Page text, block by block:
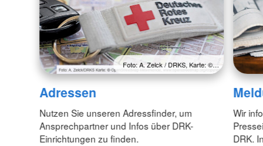
Foto: A. Zelck / DRKS, Karte: ©…
Adressen
Nutzen Sie unseren Adressfinder, um
Ansprechpartner und Infos über DRK-
Einrichtungen zu finden.
Wir
DRK.